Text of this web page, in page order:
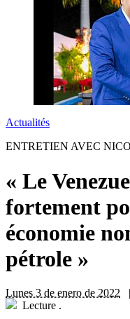
Actualités
ENTRETIEN AVEC
« Le
fortement
économie
pétrole »
Lunes 3 de enero de 2022
Lecture .